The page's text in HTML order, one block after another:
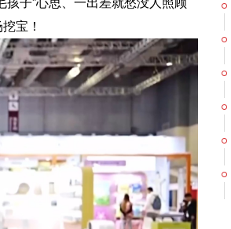
孩子”心思、一出差就愁没人照顾
宝！